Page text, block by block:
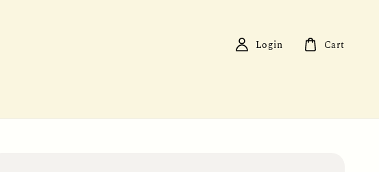
Login Cart